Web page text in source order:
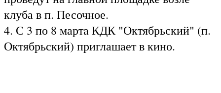
клуба в п. Песочное.
4. С 3 по 8 марта КДК "Октябрьский" (п.
Октябрьский) приглашает в кино.